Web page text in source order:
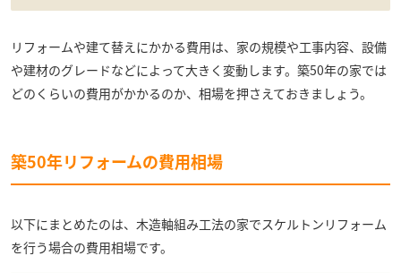
リフォームや建て替えにかかる費用は、家の規模や工事内容、設備
や建材のグレードなどによって大きく変動します。築50年の家では
どのくらいの費用がかかるのか、相場を押さえておきましょう。
築50年リフォームの費用相場
以下にまとめたのは、木造軸組み工法の家でスケルトンリフォーム
を行う場合の費用相場です。